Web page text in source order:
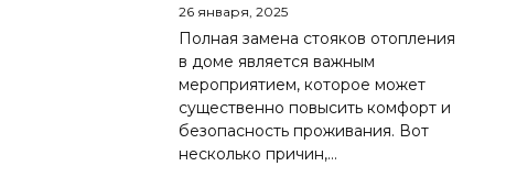
26 января, 2025
Полная замена стояков отопления
в доме является важным
мероприятием, которое может
существенно повысить комфорт и
безопасность проживания. Вот
несколько причин,…